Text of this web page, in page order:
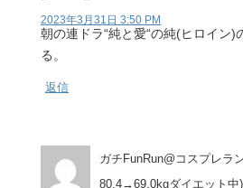
2023年3月31日 3:50 PM
朝の連ドラ“純と愛“の純(ヒロイン)
る。
返信
ガチFunRun@コスプレラ
80.4→69.0kgダイエット中)